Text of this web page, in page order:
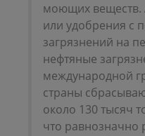
моющих веществ.
или удобрения с
загрязнений на
нефтяные
международной
страны
около 130 тысяч
что равнозначно